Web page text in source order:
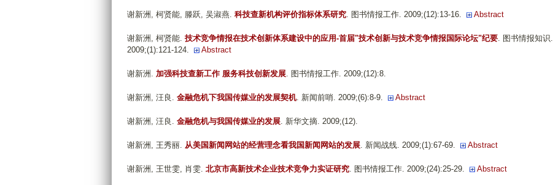
谢新洲, 柯贤能, 滕跃, 吴淑燕. 科技查新机构评价指标体系研究. 图书情报工作. 2009;(12):13-16. Abstract
谢新洲, 柯贤能. 技术竞争情报在技术创新体系建设中的应用-首届"技术创新与技术竞争情报国际论坛"纪要. 图书情报知识.
2009;(1):121-124.
Abstract
谢新洲 . 加强科技查新工作 服务科技创新发展. 图书情报工作. 2009;(12):8.
谢新洲, 汪良 . 金融危机下我国传媒业的发展契机. 新闻前哨. 2009;(6):8-9. Abstract
谢新洲, 汪良 . 金融危机与我国传媒业的发展. 新华文摘. 2009;(12).
谢新洲, 王秀丽. 从美国新闻网站的经营理念看我国新闻网站的发展. 新闻战线. 2009;(1):67-69. Abstract
谢新洲, 王世雯, 肖雯. 北京市高新技术企业技术竞争力实证研究. 图书情报工作. 2009;(24):25-29. Abstract